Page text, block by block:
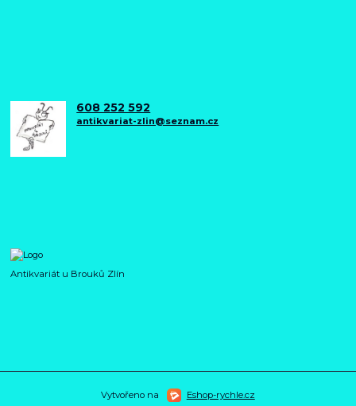
608 252 592
antikvariat-zlin@seznam.cz
Antikvariát u Brouků Zlín
Vytvořeno na Eshop-rychle.cz